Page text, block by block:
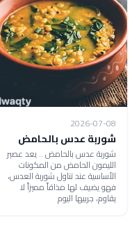
2026-07-08
شوربة عدس بالحامض
شوربة عدس بالحامض .. يعد عصير
الليمون الحامض من المكونات
الأساسية عند تناول شوربة العدس،
فهو يضيف لها مذاقاً مميزاً لا
يقاوم، جربيها اليوم